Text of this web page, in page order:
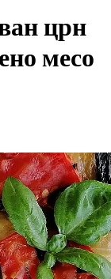
црн
месо